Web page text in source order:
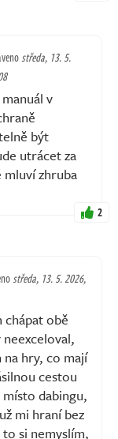
středa, 13. 5.
v
být
utrácet za
mluví zhruba
2
středa, 13. 5. 2026,
chápat obě
hry, co mají
cestou
dabingu,
mi hraní bez
si nemyslím,